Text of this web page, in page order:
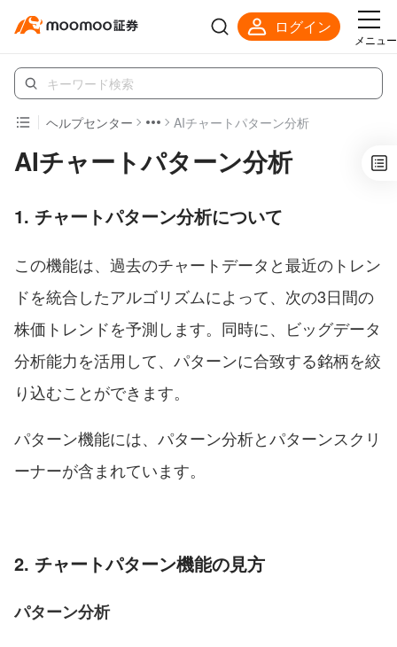
ログイン
メニュー
ヘルプセンター AIチャートパターン分析
AIチャートパターン分析
1. チャートパターン分析について
この機能は、過去のチャートデータと最近のトレン
ドを統合したアルゴリズムによって、次の3日間の
株価トレンドを予測します。同時に、ビッグデータ
分析能力を活用して、パターンに合致する銘柄を絞
り込むことができます。
パターン機能には、パターン分析とパターンスクリ
ーナーが含まれています。
2. チャートパターン機能の見方
パターン分析